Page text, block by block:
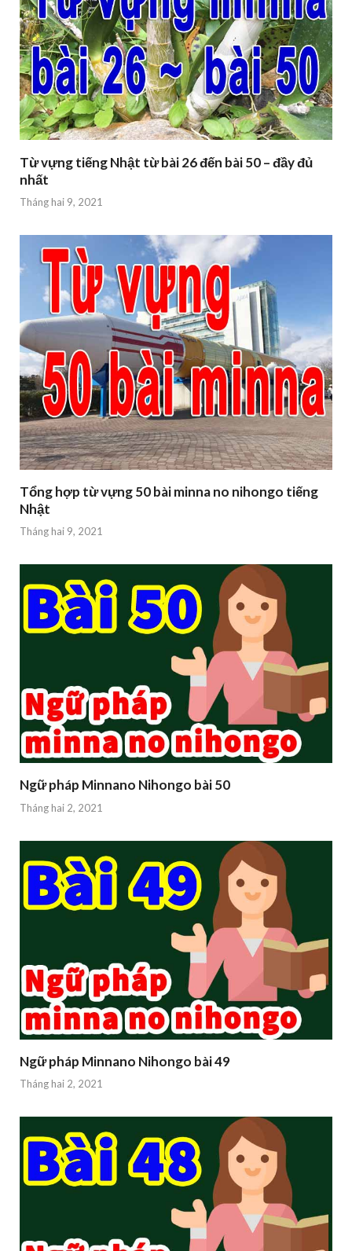
Từ vựng tiếng Nhật từ bài 26 đến bài 50 – đầy đủ
nhất
Tháng hai 9, 2021
Tổng hợp từ vựng 50 bài minna no nihongo tiếng
Nhật
Tháng hai 9, 2021
Ngữ pháp Minnano Nihongo bài 50
Tháng hai 2, 2021
Ngữ pháp Minnano Nihongo bài 49
Tháng hai 2, 2021